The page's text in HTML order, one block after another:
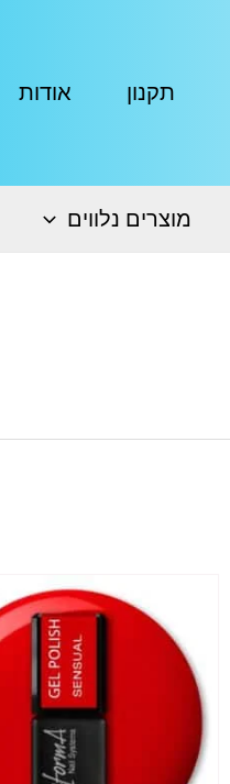
תקנון אודות
מוצרים נלווים